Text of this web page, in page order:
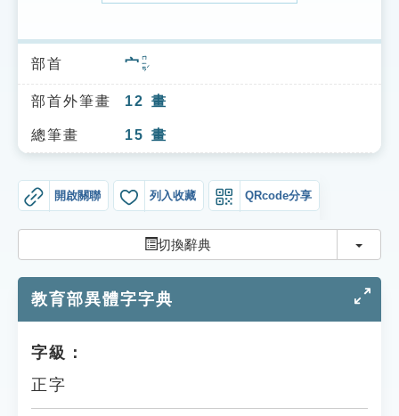
索引選單
知識索引
單字索引
遊戲專區
教學應用
貓頭鷹博士
部首 宀 ㄇㄧㄢˊ
部首外筆畫 12 畫
總筆畫 15 畫
開啟關聯 列入收藏 QRcode分享
切換辭典 切換
教育部異體字字典
字級：
正字